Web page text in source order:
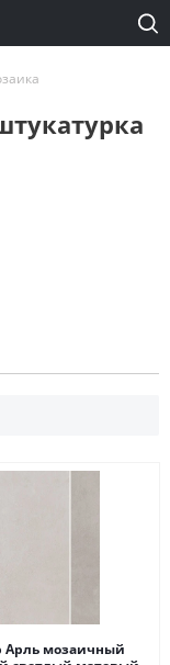
Арль мозаичный